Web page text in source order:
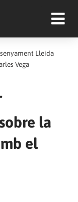
Lleida
Vega
la
el